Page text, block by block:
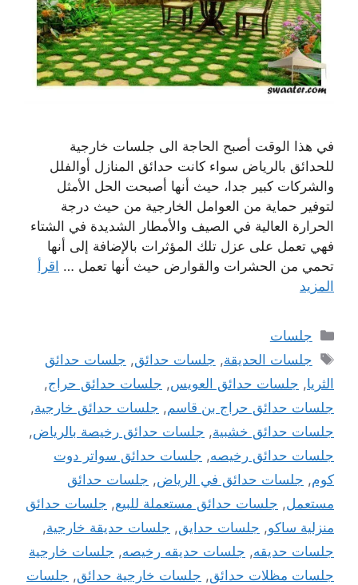
في هذا الوقت أصبح الحاجة الى جلسات خارجية
للحدائق بالرياض سواء كانت حدائق المنازل أوالفلل
والشركات كبير جدا، حيث أنها أصبحت الحل الأمثل
لتوفير حماية من العوامل الخارجية من حيث درجة
الحرارة العالية في الصيف والأمطار الشديدة في الشتاء
فهي تعمل على عزل تلك المؤثرات بالإضافة إلى أنها
تحمي من الحشرات والقوارض حيث أنها تعمل … اقرأ
المزيد
التصنيفات
جلسات
الوسوم
جلسات الحديقة, جلسات حدائق, جلسات حدائق
الثريا, جلسات حدائق العويس, جلسات حدائق حراج,
جلسات حدائق حراج بن قاسم, جلسات حدائق خارجية,
جلسات حدائق خشبية, جلسات حدائق رخيصة بالرياض,
جلسات حدائق رخيصه, جلسات حدائق سواتر دوت
كوم, جلسات حدائق في الرياض, جلسات حدائق
مستعمل, جلسات حدائق مستعملة للبيع, جلسات حدائق
منزلية ساكو, جلسات حدايق, جلسات حديقة خارجية,
جلسات حديقه, جلسات حديقه رخيصه, جلسات خارجية
جلسات مظلات حدائق, جلسات خارجية حدائق, جلسات